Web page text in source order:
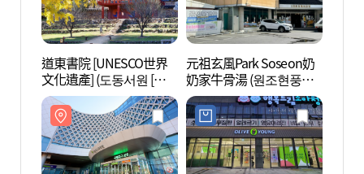
道東書院 [UNESCO世界
文化遺產] (도동서원 [유
네스코 세계문화유산])
元祖玄風Park Soseon奶
奶家牛骨湯 (원조현풍박
소선할매집곰탕)